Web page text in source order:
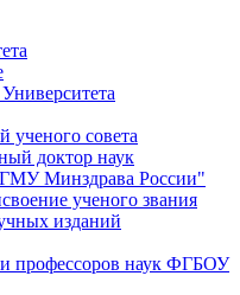
ученого совета
доктор наук
Минздрава России"
ученого звания
изданий
профессоров наук ФГБОУ